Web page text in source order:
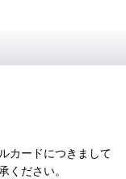
カードにつきまして
ください。